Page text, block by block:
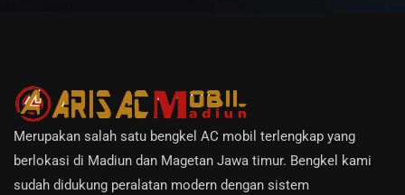
Merupakan salah satu bengkel AC mobil terlengkap yang
berlokasi di Madiun dan Magetan Jawa timur. Bengkel kami
sudah didukung peralatan modern dengan sistem